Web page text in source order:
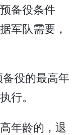
备役条件
军队需要，
役的最高年
行。
年龄的，退